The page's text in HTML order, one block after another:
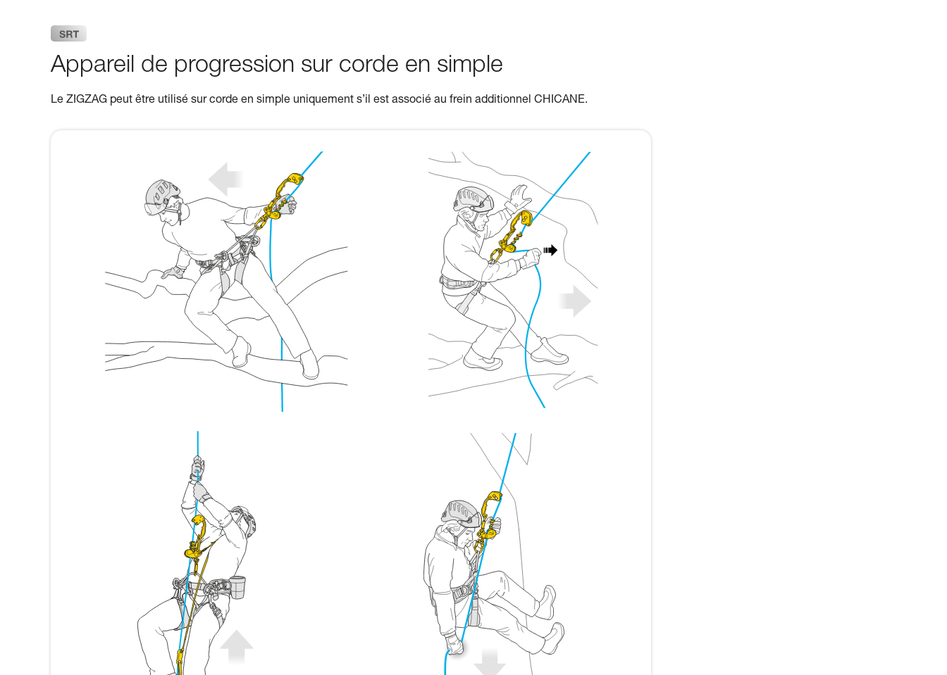
Appareil de progression sur corde en simple
Le ZIGZAG peut être utilisé sur corde en simple uniquement s’il est associé au frein additionnel CHICANE.